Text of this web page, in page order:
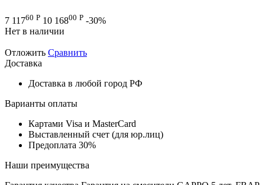
7 11760 Р 10 16800 Р -30%
Нет в наличии
Отложить Сравнить
Доставка
Доставка в любой город РФ
Варианты оплаты
Картами Visa и MasterCard
Выставленный счет (для юр.лиц)
Предоплата 30%
Наши преимущества